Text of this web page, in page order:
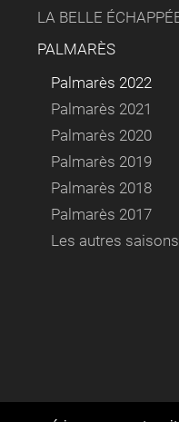
LA BELLE
PALMARÈS
Palmarès 2022
Palmarès 2021
Palmarès 2020
Palmarès 2019
Palmarès 2018
Palmarès 2017
Les autres saisons